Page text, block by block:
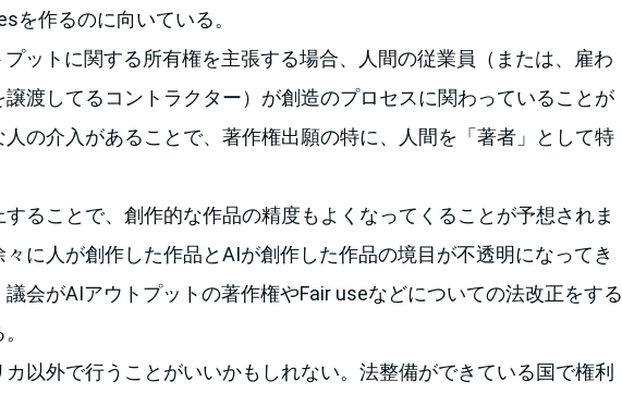
を作るのに向いている。
ットに関する所有権を主張する場合、人間の従業員（または、雇わ
渡してるコントラクター）が創造のプロセスに関わっていることが
人の介入があることで、著作権出願の特に、人間を「著者」として特
ることで、創作的な作品の精度もよくなってくることが予想されま
に人が創作した作品とAIが創作した作品の境目が不透明になってき
議会がAIアウトプットの著作権やFair useなどについての法改正をする
以外で行うことがいいかもしれない。法整備ができている国で権利